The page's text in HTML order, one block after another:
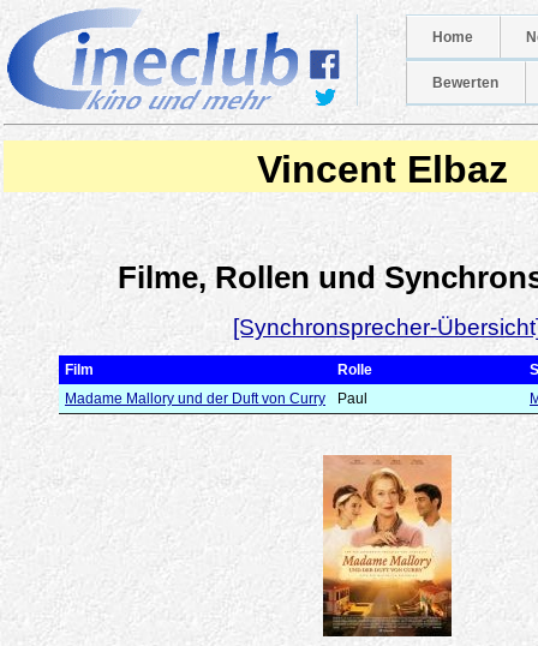
Home
Bewerten
Vincent Elbaz
Filme, Rollen und
[Synchronsprecher-
Film Rolle
Madame Mallory und der Duft von Curry
Paul